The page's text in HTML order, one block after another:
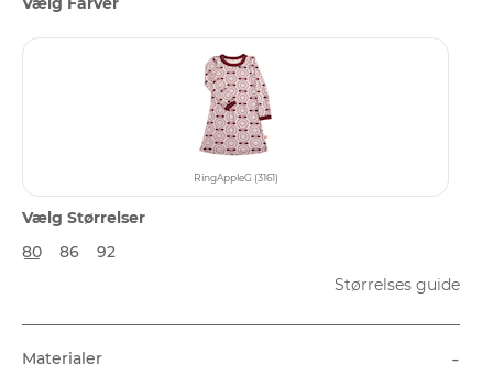
RingAppleG (3161)
Vælg Størrelser
80
86
92
Størrelses guide
Materialer -